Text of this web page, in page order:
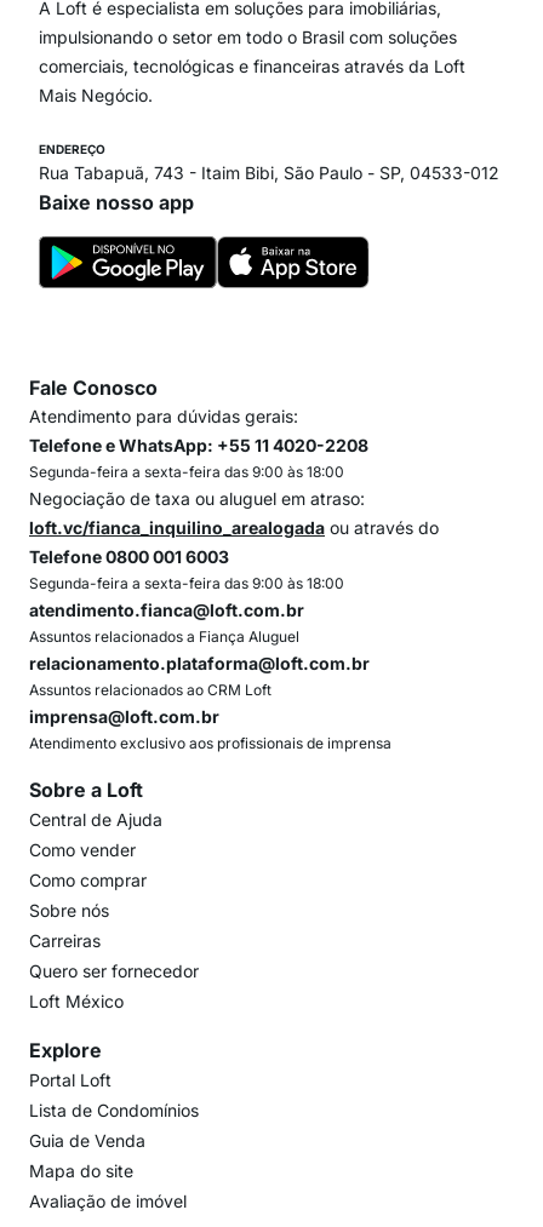
Paraíso
Itaim Bibi
A Loft é especialista em soluções para imobiliárias,
impulsionando o setor em todo o Brasil com soluções
comerciais, tecnológicas e financeiras através da Loft
Mais Negócio.
ENDEREÇO
Rua Tabapuã, 743 - Itaim Bibi, São Paulo - SP, 04533-012
Baixe nosso app
Fale Conosco
Atendimento para dúvidas gerais:
Telefone e WhatsApp: +55 11 4020-2208
Segunda-feira a sexta-feira das 9:00 às 18:00
Negociação de taxa ou aluguel em atraso:
loft.vc/fianca_inquilino_arealogada ou através do
Telefone 0800 001 6003
Segunda-feira a sexta-feira das 9:00 às 18:00
atendimento.fianca@loft.com.br
Assuntos relacionados a Fiança Aluguel
relacionamento.plataforma@loft.com.br
Assuntos relacionados ao CRM Loft
imprensa@loft.com.br
Atendimento exclusivo aos profissionais de imprensa
Sobre a Loft
Central de Ajuda
Como vender
Como comprar
Sobre nós
Carreiras
Quero ser fornecedor
Loft México
Explore
Portal Loft
Lista de Condomínios
Guia de Venda
Mapa do site
Avaliação de imóvel